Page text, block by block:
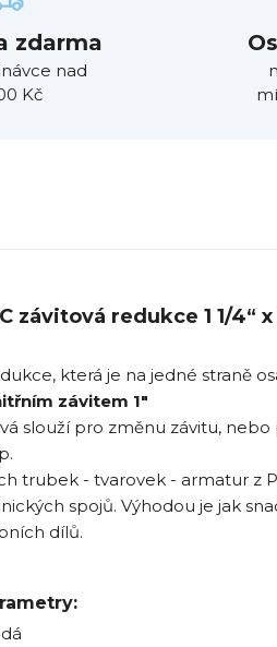
zdarma
nad
Kč
závitová redukce 1 1/4“
která je na jedné straně
závitem 1"
slouží pro změnu závitu,
trubek - tvarovek - armatur z
spojů. Výhodou je jak
dílů.